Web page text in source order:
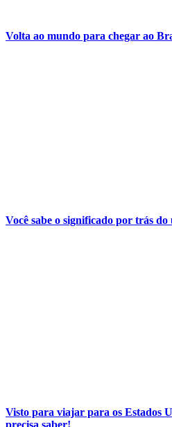
Volta ao mundo para chegar ao
Você sabe o significado por trás do
Visto para viajar para os Estados